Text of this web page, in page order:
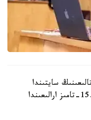
سايتىندا
جۇرگىزىلەدى. تەستىلەۋدىڭ ءوزى 10-15-تامىز ارالىعىندا